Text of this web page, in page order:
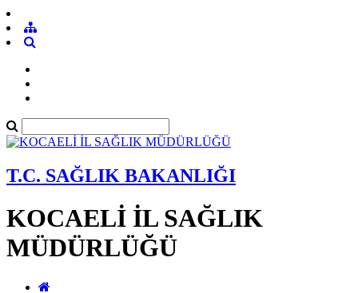
T.C. SAĞLIK BAKANLIĞI
KOCAELİ İL SAĞLIK
MÜDÜRLÜĞÜ